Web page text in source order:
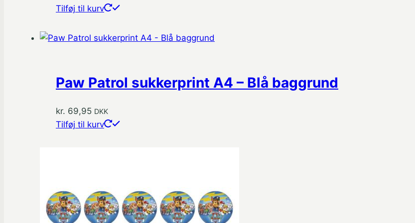
Tilføj til kurv
Paw Patrol sukkerprint A4 – Blå baggrund
kr. 69,95 DKK
Tilføj til kurv